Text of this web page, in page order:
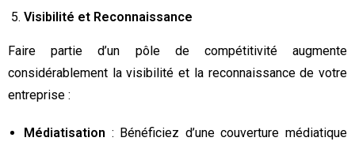
Visibilité et Reconnaissance
Faire partie d’un pôle de compétitivité augmente
considérablement la visibilité et la reconnaissance de votre
entreprise :
Médiatisation : Bénéficiez d’une couverture médiatique